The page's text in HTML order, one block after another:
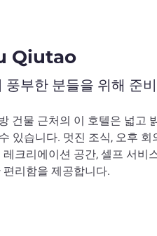
Qiutao
부한 분들을 위해 준
건물 근처의 이 호텔은 넓고
있습니다. 멋진 조식, 오후
크리에이션 공간, 셀프 서비
리함을 제공합니다.